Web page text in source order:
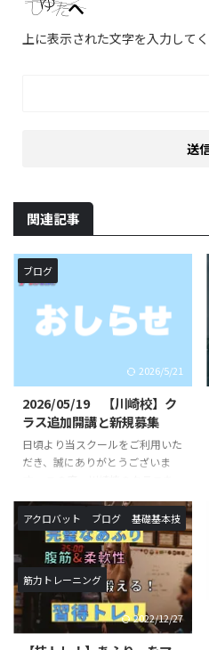
上に表示された文字を入力してく
関連記事
ブログ
2026/5/21
2026/05/19 【川崎校】ク
ラス追加開講と新規募集
日頃より当スクールをご利用いた
だき、誠にありがとうございま
象校》◯SHOWBUZZ川崎校 毎
週 月曜日、火曜日〈新規追加ク
ラス〉バク転バク宙集中クラス
※小学生以上対象開講日（開講時
間）：月曜日（１６：１０〜１
７：２０）月額受講料 ￥９，９
００−バク転バク宙集中クラス
アクロバット ブログ 基礎基本技
筋力トレーニング
2022/12/27